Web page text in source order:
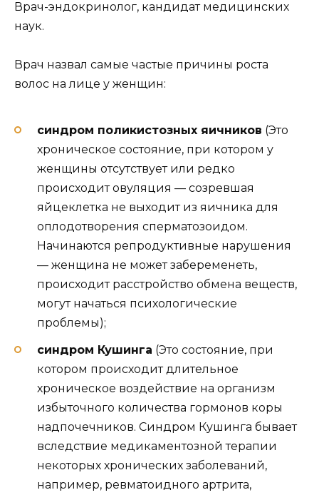
Врач-эндокринолог, кандидат медицинских
наук.
Врач назвал самые частые причины роста
волос на лице у женщин:
синдром поликистозных яичников (Это
хроническое состояние, при котором у
женщины отсутствует или редко
происходит овуляция — созревшая
яйцеклетка не выходит из яичника для
оплодотворения сперматозоидом.
Начинаются репродуктивные нарушения
— женщина не может забеременеть,
происходит расстройство обмена веществ,
могут начаться психологические
проблемы);
синдром Кушинга (Это состояние, при
котором происходит длительное
хроническое воздействие на организм
избыточного количества гормонов коры
надпочечников. Синдром Кушинга бывает
вследствие медикаментозной терапии
некоторых хронических заболеваний,
например, ревматоидного артрита,